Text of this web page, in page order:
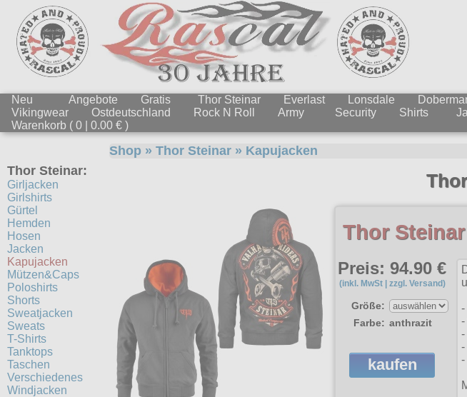
Neu Angebote Gratis Thor Steinar Everlast Lonsdale
Vikingwear
Ostdeutschland Rock N Roll Army Security Shirts
Warenkorb ( 0 | 0.00 € )
Thor Steinar:
Girljacken
Girlshirts
Gürtel
Hemden
Hosen
Jacken
Kapujacken
Mützen&Caps
Poloshirts
Shorts
Sweatjacken
Sweats
T-Shirts
Tanktops
Taschen
Verschiedenes
Windjacken
Shop » Thor Steinar» Kapujacken
Thor
Preis: 94.90 €
(inkl. MwSt | zzgl. Versand)
Größe:
Farbe: anthrazit
kaufen
-
-
-
-
-